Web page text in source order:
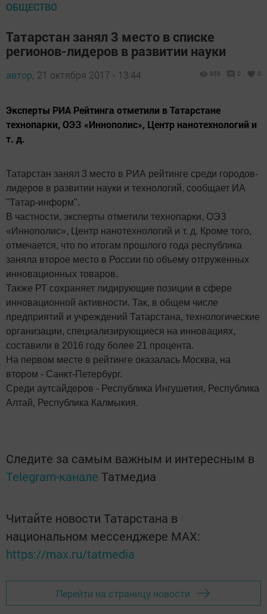
ОБЩЕСТВО
Татарстан занял 3 место в списке
регионов-лидеров в развитии науки
автор, 21 октября 2017 - 13:44 955 0 0
Эксперты РИА Рейтинга отметили в Татарстане
технопарки, ОЭЗ «Иннополис», Центр нанотехнологий и
т. д.
Татарстан занял 3 место в РИА рейтинге среди городов-
лидеров в развитии науки и технологий, сообщает ИА
"Татар-информ".
В частности, эксперты отметили технопарки, ОЭЗ
«Иннополис», Центр нанотехнологий и т. д. Кроме того,
отмечается, что по итогам прошлого года республика
заняла второе место в России по объему отгруженных
инновационных товаров.
Также РТ сохраняет лидирующие позиции в сфере
инновационной активности. Так, в общем числе
предприятий и учреждений Татарстана, технологические
организации, специализирующиеся на инновациях,
составили в 2016 году более 21 процента.
На первом месте в рейтинге оказалась Москва, на
втором - Санкт-Петербург.
Среди аутсайдеров - Республика Ингушетия, Республика
Алтай, Республика Калмыкия.
Следите за самым важным и интересным в
Telegram-канале Татмедиа
Читайте новости Татарстана в
национальном мессенджере MАХ:
https://max.ru/tatmedia
Перейти на страницу новости